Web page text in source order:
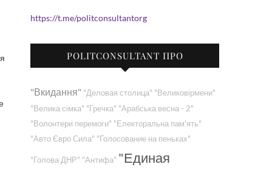
https://t.me/politconsultantorg
POLITCONSULTANT ПРО
"Вкидання" "Деловая столица" "Великовірмени"
"Велика сімка" "Гречка" "Арабська весна - 2"
"Волонтери перемоги" "Електоральна пам'ять"
"Авто Євро Сила" "Голосование на пеньках"
"Голова ДНР" "Антифа" "Единая